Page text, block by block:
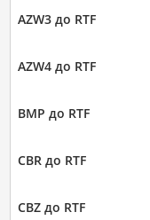
AZW3 до RTF
AZW4 до RTF
BMP до RTF
CBR до RTF
CBZ до RTF